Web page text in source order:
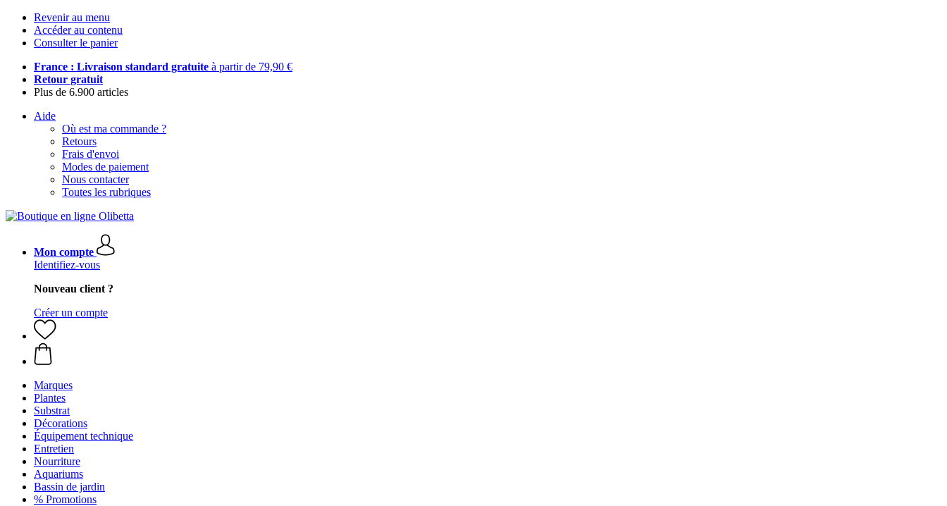
Revenir au menu
Accéder au contenu
Consulter le panier
France : Livraison standard gratuite à partir de 79,90 €
Retour gratuit
Plus de 6.900 articles
Aide
Où est ma commande ?
Retours
Frais d'envoi
Modes de paiement
Nous contacter
Toutes les rubriques
Mon compte
Identifiez-vous
Nouveau client ?
Créer un compte
Marques
Plantes
Substrat
Décorations
Équipement technique
Entretien
Nourriture
Aquariums
Bassin de jardin
% Promotions